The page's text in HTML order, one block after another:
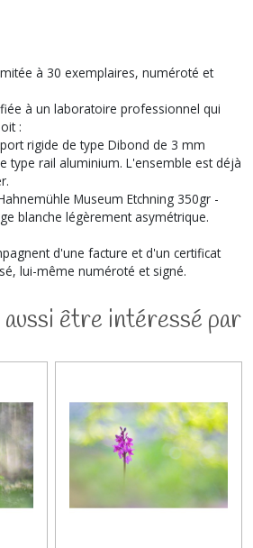
à 30 exemplaires, numéroté et
à un laboratoire professionnel qui
:
rigide de type Dibond de 3 mm
type rail aluminium. L'ensemble est déjà
Museum Etchning 350gr -
blanche légèrement asymétrique.
d'une facture et d'un certificat
lui-même numéroté et signé.
être intéressé par